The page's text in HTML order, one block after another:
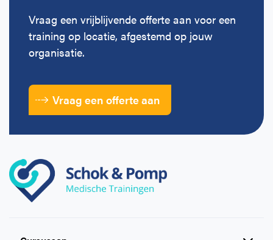
Vraag een vrijblijvende offerte aan voor een
training op locatie, afgestemd op jouw
organisatie.
Vraag een offerte aan